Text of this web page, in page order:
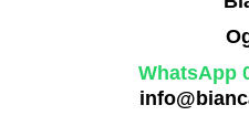
WhatsApp